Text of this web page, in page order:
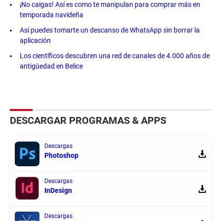
¡No caigas! Así es como te manipulan para comprar más en
temporada navideña
Así puedes tomarte un descanso de WhatsApp sin borrar la
aplicación
Los científicos descubren una red de canales de 4.000 años de
antigüedad en Belice
DESCARGAR PROGRAMAS & APPS
Descargas
Photoshop
Descargas
InDesign
Descargas